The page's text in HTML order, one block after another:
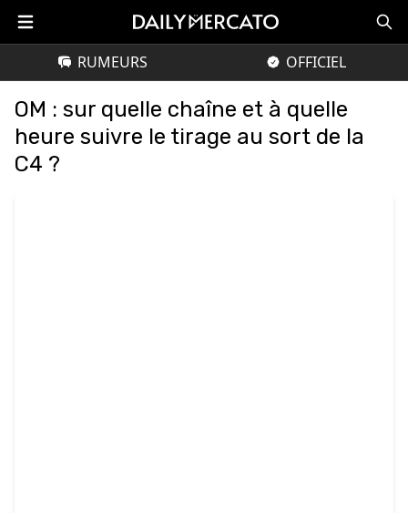
RUMEURS OFFICIEL
OM : sur quelle chaîne et à quelle
heure suivre le tirage au sort de la
C4 ?